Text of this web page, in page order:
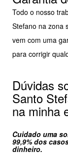
Todo o nosso
Stefano na zona
vem com uma
para corrigir
Dúvidas
Santo
na minha
Cuidado uma
99,9% dos
dinheiro.